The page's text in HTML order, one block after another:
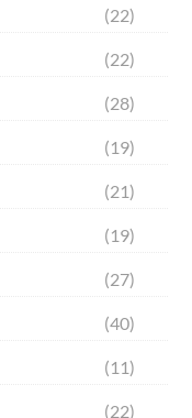
(22)
(22)
(28)
(19)
(21)
(19)
(27)
(40)
(11)
(22)